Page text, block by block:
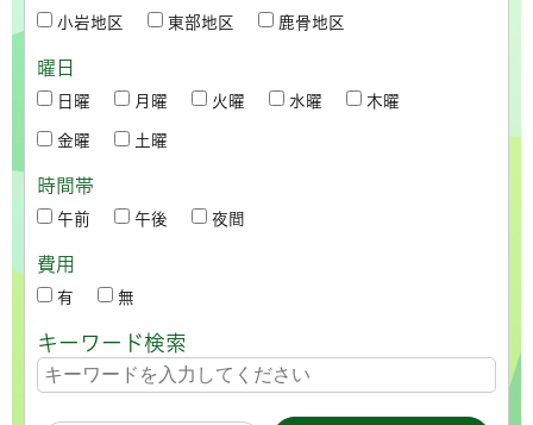
小岩地区 東部地区 鹿骨地区
曜日
日曜 月曜 火曜 水曜 木曜
金曜 土曜
時間帯
午前 午後 夜間
費用
有 無
キーワード検索